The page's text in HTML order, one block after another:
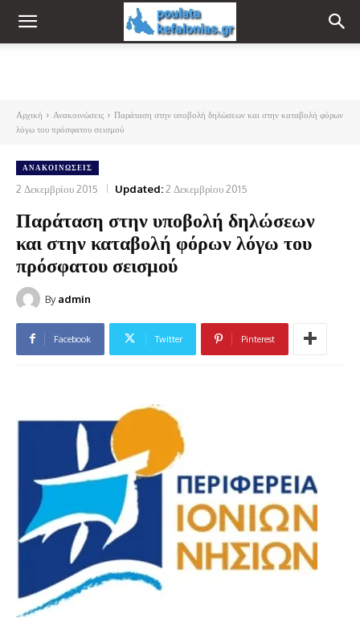
Αρχική Ανακοινώσεις
Παράταση στην υποβολή δηλώσεων και στην καταβολή φόρων
λόγω του πρόσφατου σεισμού
ΑΝΑΚΟΙΝΏΣΕΙΣ
2 Δεκεμβρίου 2015 Updated:2 Δεκεμβρίου 2015
Παράταση στην υποβολή δηλώσεων
και στην καταβολή φόρων λόγω του
πρόσφατου σεισμού
By admin
Facebook Twitter Pinterest